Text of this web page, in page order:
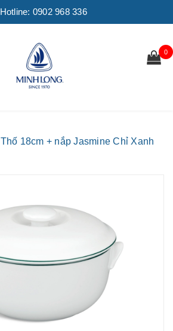
Hotline: 0902 968 336
0
Thố 18cm + nắp Jasmine Chỉ Xanh